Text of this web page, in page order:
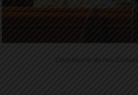
Constitució de nou